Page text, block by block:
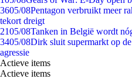
3605/08Pentagon verbruikt meer
tekort dreigt
2105/08Tanken in België wordt
3405/08Dirk sluit supermarkt op
agressie
Actieve items
Actieve items